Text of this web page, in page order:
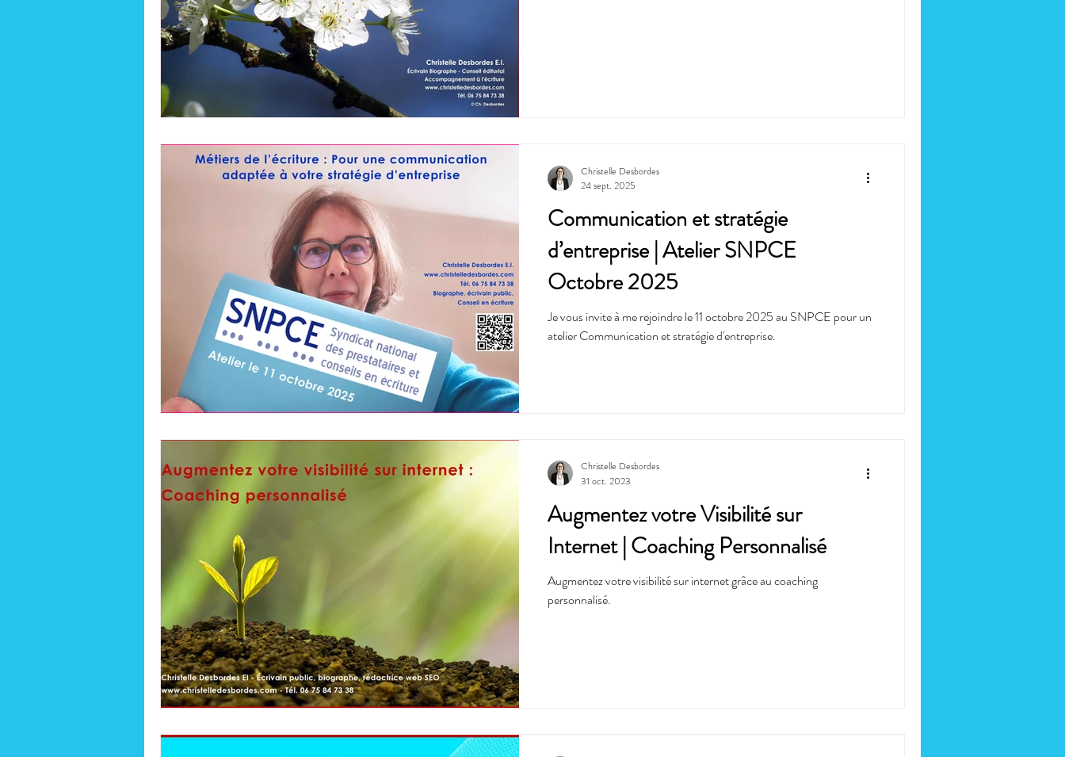
Communication et stratégie
d’entreprise | Atelier SNPCE
Octobre 2025
Je vous invite à me rejoindre le 11 octobre 2025 au SNPCE pour un
atelier Communication et stratégie d'entreprise.
Christelle Desbordes
24 sept. 2025
Augmentez votre Visibilité sur
Internet | Coaching Personnalisé
Augmentez votre visibilité sur internet grâce au coaching
personnalisé.
Christelle Desbordes
31 oct. 2023